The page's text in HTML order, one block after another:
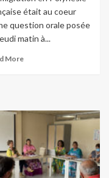
était au coeur
question orale posée
matin à...
More